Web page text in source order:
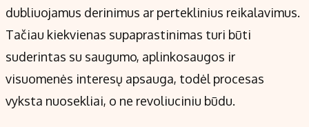
dubliuojamus derinimus ar perteklinius reikalavimus.
Tačiau kiekvienas supaprastinimas turi būti
suderintas su saugumo, aplinkosaugos ir
visuomenės interesų apsauga, todėl procesas
vyksta nuosekliai, o ne revoliuciniu būdu.